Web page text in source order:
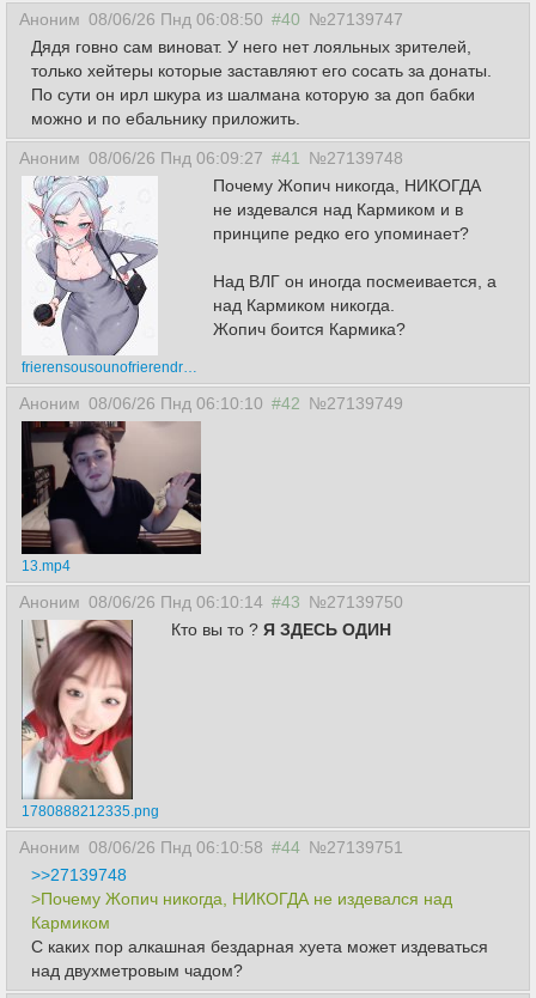
Аноним 08/06/26 Пнд 06:08:50 #40 №27139747
Дядя говно сам виноват. У него нет лояльных зрителей,
только хейтеры которые заставляют его сосать за донаты.
По сути он ирл шкура из шалмана которую за доп бабки
можно и по ебальнику приложить.
Аноним 08/06/26 Пнд 06:09:27 #41 №27139748
frierensousounofrierendrawnbyqiandaiyiyu0701646eca19b01a7416beef33ff45ba.png
Почему Жопич никогда, НИКОГДА
не издевался над Кармиком и в
принципе редко его упоминает?
Над ВЛГ он иногда посмеивается, а
над Кармиком никогда.
Жопич боится Кармика?
Аноним 08/06/26 Пнд 06:10:10 #42 №27139749
13.mp4
Аноним 08/06/26 Пнд 06:10:14 #43 №27139750
1780888212335.png
Кто вы то ? Я ЗДЕСЬ ОДИН
Аноним 08/06/26 Пнд 06:10:58 #44 №27139751
>>27139748
>Почему Жопич никогда, НИКОГДА не издевался над
Кармиком
С каких пор алкашная бездарная хуета может издеваться
над двухметровым чадом?